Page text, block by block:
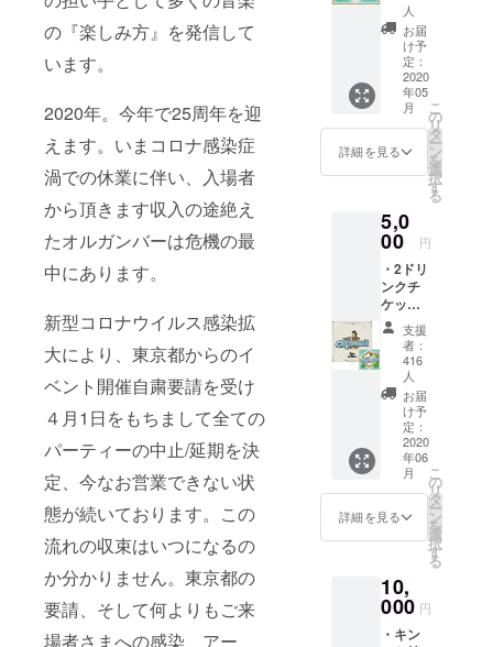
の『楽しみ方』を発信して
います。
2020年。今年で25周年を迎
えます。いまコロナ感染症
渦での休業に伴い、入場者
から頂きます収入の途絶え
たオルガンバーは危機の最
中にあります。
新型コロナウイルス感染拡
大により、東京都からのイ
ベント開催自粛要請を受け
４月1日をもちまして全ての
パーティーの中止/延期を決
定、今なお営業できない状
態が続いております。この
流れの収束はいつになるの
か分かりません。東京都の
要請、そして何よりもご来
場者さまへの感染、アー
なりまし
た。オール
ジャンルの
イベントが
開催され続
ミュージッ
ず新しい音
楽箱として
の魅力を発
信し続けて
参りまし
た。更には
新進気鋭の
DJやミュー
ジシャン、
ラッパー、
タレントを
輩出し続け
ておりま
す。音楽と
もこだわ
こちら
をお願
い致し
ます。
お礼の
メッ
セージ
と、キ
ンミヤ
テッ
カー郵
送させ
て頂き
ます。
※募集終
了時、
営業再
開の目
処が立
ち次第
リター
ンの履
行をさ
せて頂
きま
人
お届
け予
定：
2020
年05
月
詳細を見る
こ
の
リ
タ
ー
ン
を
選
択
す
る
5,0
00 円
・2ドリ
ンクチ
ケット
（1枚）
を進呈
させて
頂きま
す。 ・
キンミ
ヤ焼酎
とのコ
ラボス
テッ
カーを
進呈さ
コンピ
レー
ション
CD『V..
支援
者：
416
人
お届
け予
定：
2020
年06
月
詳細を見る
こ
の
リ
タ
ー
ン
を
選
択
す
る
10,
000 円
・キン